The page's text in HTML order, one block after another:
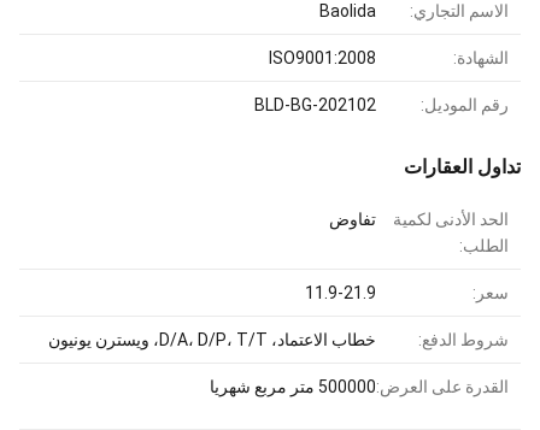
الاسم التجاري: Baolida
الشهادة: ISO9001:2008
رقم الموديل: BLD-BG-202102
تداول العقارات
الحد الأدنى لكمية
الطلب:
تفاوض
سعر: 11.9-21.9
شروط الدفع: خطاب الاعتماد، D/A، D/P، T/T، ويسترن يونيون
القدرة على العرض:500000 متر مربع شهريا